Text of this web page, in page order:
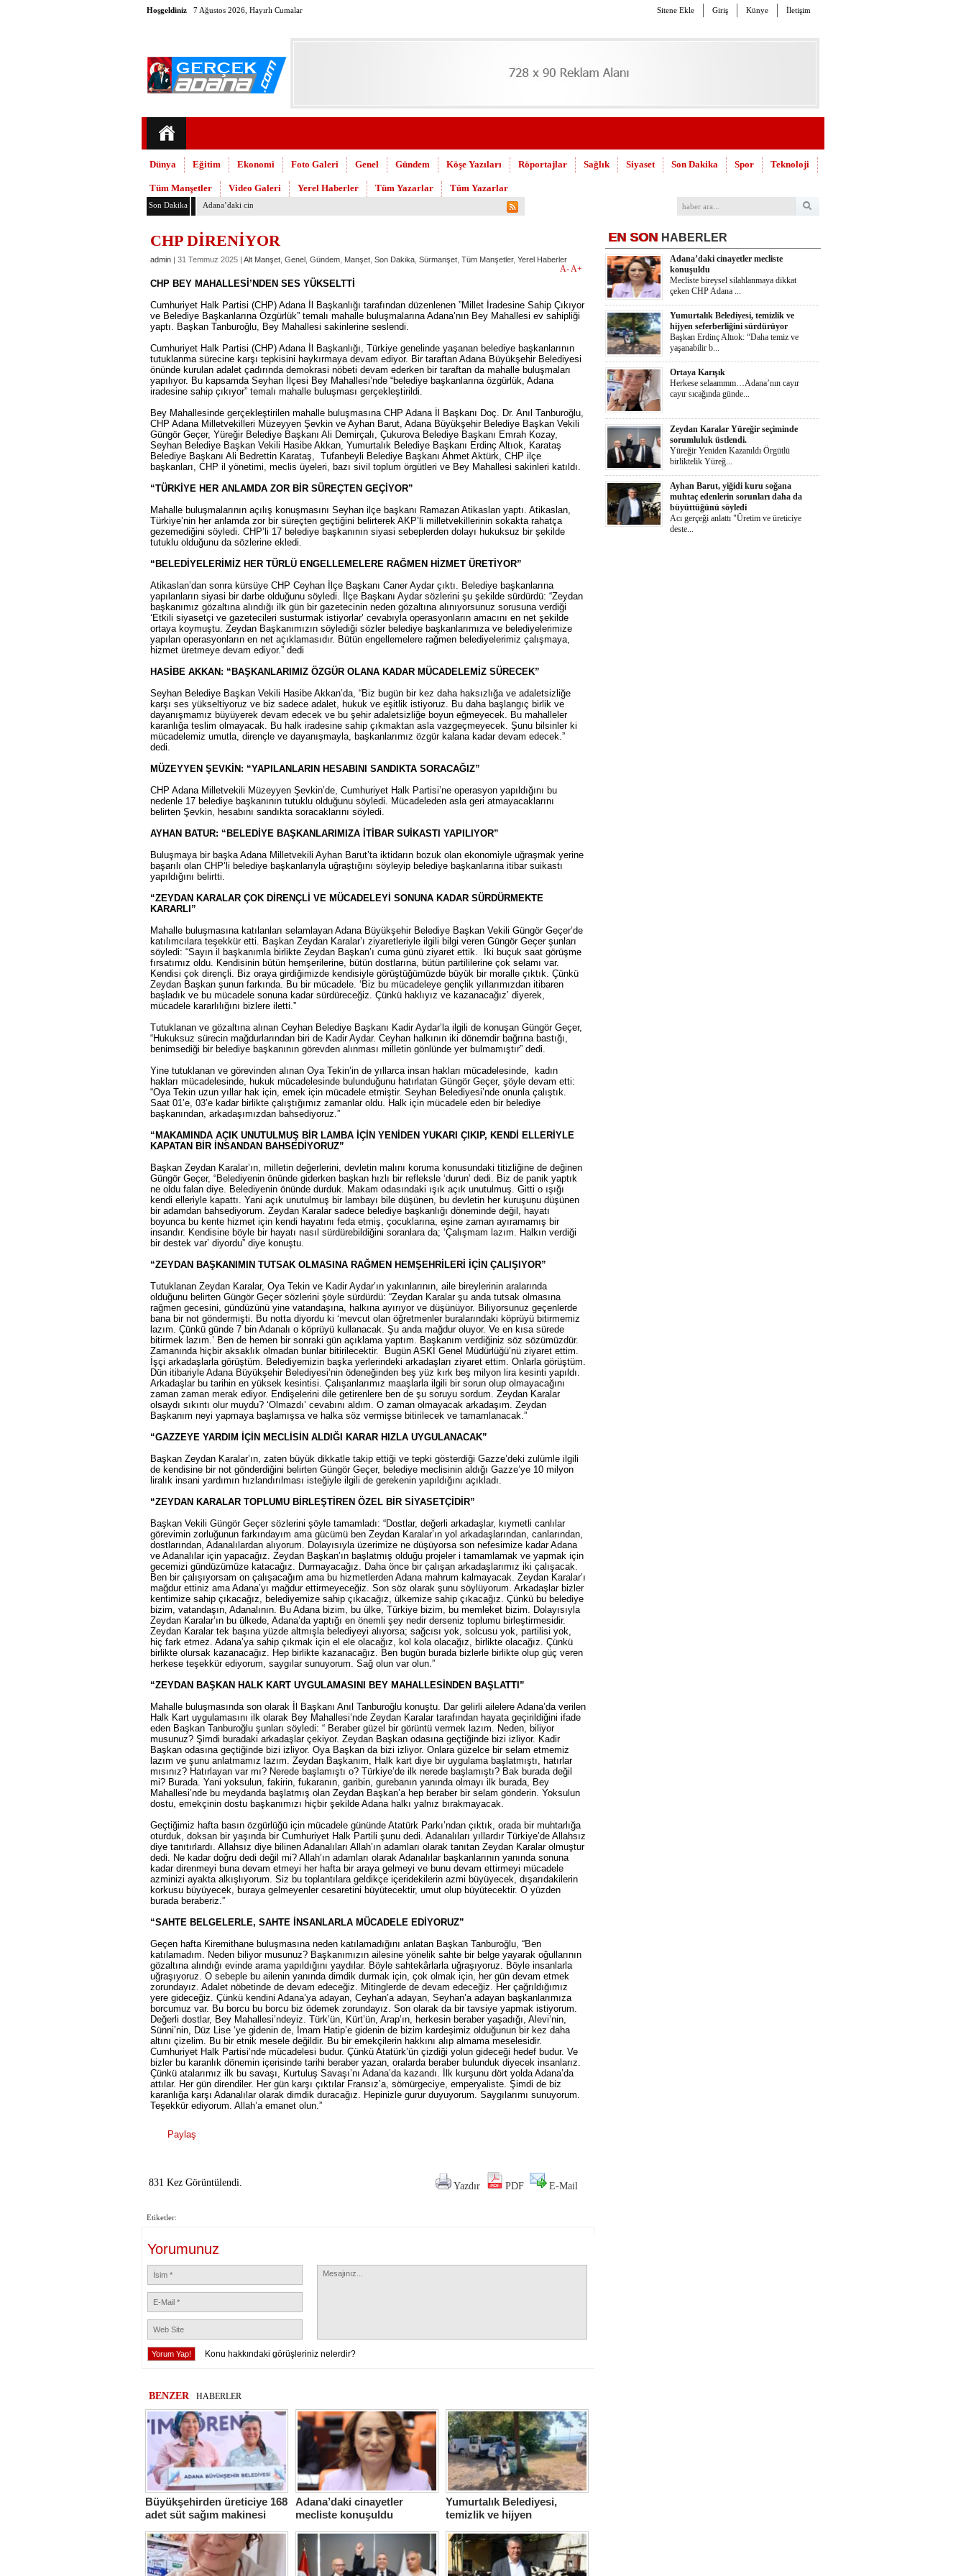
Hoşgeldiniz 7 Ağustos 2026, Hayırlı Cumalar Sitene Ekle Giriş Künye İletişim
Dünya Eğitim Ekonomi Foto Galeri Genel Gündem Köşe Yazıları Röportajlar Sağlık Siyaset Son Dakika Spor Teknoloji
Tüm Manşetler Video Galeri Yerel Haberler Tüm Yazarlar Tüm Yazarlar
Son Dakika Adana’daki cinayetler mecliste konuşuldu
CHP DİRENİYOR
admin | 31 Temmuz 2025 | Alt Manşet Genel Gündem Manşet Son Dakika Sürmanşet Tüm Manşetler, Yerel Haberler
A-A+
CHP BEY MAHALLESİ’NDEN SES YÜKSELTTİ
Cumhuriyet Halk Partisi (CHP) Adana İl Başkanlığı tarafından düzenlenen ”Millet İradesine Sahip Çıkıyor
ve Belediye Başkanlarına Özgürlük” temalı mahalle buluşmalarına Adana’nın Bey Mahallesi ev sahipliği
yaptı. Başkan Tanburoğlu, Bey Mahallesi sakinlerine seslendi.
Cumhuriyet Halk Partisi (CHP) Adana İl Başkanlığı, Türkiye genelinde yaşanan belediye başkanlarının
tutuklanma sürecine karşı tepkisini haykırmaya devam ediyor. Bir taraftan Adana Büyükşehir Belediyesi
önünde kurulan adalet çadırında demokrasi nöbeti devam ederken bir taraftan da mahalle buluşmaları
yapılıyor. Bu kapsamda Seyhan İlçesi Bey Mahallesi’nde “belediye başkanlarına özgürlük, Adana
iradesine sahip çıkıyor” temalı mahalle buluşması gerçekleştirildi.
Bey Mahallesinde gerçekleştirilen mahalle buluşmasına CHP Adana İl Başkanı Doç. Dr. Anıl Tanburoğlu,
CHP Adana Milletvekilleri Müzeyyen Şevkin ve Ayhan Barut, Adana Büyükşehir Belediye Başkan Vekili
Güngör Geçer, Yüreğir Belediye Başkanı Ali Demirçalı, Çukurova Belediye Başkanı Emrah Kozay,
Seyhan Belediye Başkan Vekili Hasibe Akkan, Yumurtalık Belediye Başkanı Erdinç Altıok, Karataş
Belediye Başkanı Ali Bedrettin Karataş, Tufanbeyli Belediye Başkanı Ahmet Aktürk, CHP ilçe
başkanları, CHP il yönetimi, meclis üyeleri, bazı sivil toplum örgütleri ve Bey Mahallesi sakinleri katıldı.
“TÜRKİYE HER ANLAMDA ZOR BİR SÜREÇTEN GEÇİYOR”
Mahalle buluşmalarının açılış konuşmasını Seyhan ilçe başkanı Ramazan Atikaslan yaptı. Atikaslan,
Türkiye’nin her anlamda zor bir süreçten geçtiğini belirterek AKP’li milletvekillerinin sokakta rahatça
gezemediğini söyledi. CHP’li 17 belediye başkanının siyasi sebeplerden dolayı hukuksuz bir şekilde
tutuklu olduğunu da sözlerine ekledi.
“BELEDİYELERİMİZ HER TÜRLÜ ENGELLEMELERE RAĞMEN HİZMET ÜRETİYOR”
Atikaslan’dan sonra kürsüye CHP Ceyhan İlçe Başkanı Caner Aydar çıktı. Belediye başkanlarına
yapılanların siyasi bir darbe olduğunu söyledi. İlçe Başkanı Aydar sözlerini şu şekilde sürdürdü: “Zeydan
başkanımız gözaltına alındığı ilk gün bir gazetecinin neden gözaltına alınıyorsunuz sorusuna verdiği
‘Etkili siyasetçi ve gazetecileri susturmak istiyorlar’ cevabıyla operasyonların amacını en net şekilde
ortaya koymuştu. Zeydan Başkanımızın söylediği sözler belediye başkanlarımıza ve belediyelerimize
yapılan operasyonların en net açıklamasıdır. Bütün engellemelere rağmen belediyelerimiz çalışmaya,
hizmet üretmeye devam ediyor.” dedi
HASİBE AKKAN: “BAŞKANLARIMIZ ÖZGÜR OLANA KADAR MÜCADELEMİZ SÜRECEK”
Seyhan Belediye Başkan Vekili Hasibe Akkan’da, “Biz bugün bir kez daha haksızlığa ve adaletsizliğe
karşı ses yükseltiyoruz ve biz sadece adalet, hukuk ve eşitlik istiyoruz. Bu daha başlangıç birlik ve
dayanışmamız büyüyerek devam edecek ve bu şehir adaletsizliğe boyun eğmeyecek. Bu mahalleler
karanlığa teslim olmayacak. Bu halk iradesine sahip çıkmaktan asla vazgeçmeyecek. Şunu bilsinler ki
mücadelemiz umutla, dirençle ve dayanışmayla, başkanlarımız özgür kalana kadar devam edecek.”
dedi.
MÜZEYYEN ŞEVKİN: “YAPILANLARIN HESABINI SANDIKTA SORACAĞIZ”
CHP Adana Milletvekili Müzeyyen Şevkin’de, Cumhuriyet Halk Partisi’ne operasyon yapıldığını bu
nedenle 17 belediye başkanının tutuklu olduğunu söyledi. Mücadeleden asla geri atmayacaklarını
belirten Şevkin, hesabını sandıkta soracaklarını söyledi.
AYHAN BATUR: “BELEDİYE BAŞKANLARIMIZA İTİBAR SUİKASTI YAPILIYOR”
Buluşmaya bir başka Adana Milletvekili Ayhan Barut’ta iktidarın bozuk olan ekonomiyle uğraşmak yerine
başarılı olan CHP’li belediye başkanlarıyla uğraştığını söyleyip belediye başkanlarına itibar suikastı
yapıldığını belirtti.
“ZEYDAN KARALAR ÇOK DİRENÇLİ VE MÜCADELEYİ SONUNA KADAR SÜRDÜRMEKTE
KARARLI”
Mahalle buluşmasına katılanları selamlayan Adana Büyükşehir Belediye Başkan Vekili Güngör Geçer’de
katılımcılara teşekkür etti. Başkan Zeydan Karalar’ı ziyaretleriyle ilgili bilgi veren Güngör Geçer şunları
söyledi: “Sayın il başkanımla birlikte Zeydan Başkan’ı cuma günü ziyaret ettik. İki buçuk saat görüşme
fırsatımız oldu. Kendisinin bütün hemşerilerine, bütün dostlarına, bütün partililerine çok selamı var.
Kendisi çok dirençli. Biz oraya girdiğimizde kendisiyle görüştüğümüzde büyük bir moralle çıktık. Çünkü
Zeydan Başkan şunun farkında. Bu bir mücadele. ‘Biz bu mücadeleye gençlik yıllarımızdan itibaren
başladık ve bu mücadele sonuna kadar sürdüreceğiz. Çünkü haklıyız ve kazanacağız’ diyerek,
mücadele kararlılığını bizlere iletti.”
Tutuklanan ve gözaltına alınan Ceyhan Belediye Başkanı Kadir Aydar’la ilgili de konuşan Güngör Geçer,
“Hukuksuz sürecin mağdurlarından biri de Kadir Aydar. Ceyhan halkının iki dönemdir bağrına bastığı,
benimsediği bir belediye başkanının görevden alınması milletin gönlünde yer bulmamıştır” dedi.
Yine tutuklanan ve görevinden alınan Oya Tekin’in de yıllarca insan hakları mücadelesinde, kadın
hakları mücadelesinde, hukuk mücadelesinde bulunduğunu hatırlatan Güngör Geçer, şöyle devam etti:
“Oya Tekin uzun yıllar hak için, emek için mücadele etmiştir. Seyhan Belediyesi’nde onunla çalıştık.
Saat 01’e, 03’e kadar birlikte çalıştığımız zamanlar oldu. Halk için mücadele eden bir belediye
başkanından, arkadaşımızdan bahsediyoruz.”
“MAKAMINDA AÇIK UNUTULMUŞ BİR LAMBA İÇİN YENİDEN YUKARI ÇIKIP, KENDİ ELLERİYLE
KAPATAN BİR İNSANDAN BAHSEDİYORUZ”
Başkan Zeydan Karalar’ın, milletin değerlerini, devletin malını koruma konusundaki titizliğine de değinen
Güngör Geçer, “Belediyenin önünde giderken başkan hızlı bir refleksle ‘durun’ dedi. Biz de panik yaptık
ne oldu falan diye. Belediyenin önünde durduk. Makam odasındaki ışık açık unutulmuş. Gitti o ışığı
kendi elleriyle kapattı. Yani açık unutulmuş bir lambayı bile düşünen, bu devletin her kuruşunu düşünen
bir adamdan bahsediyorum. Zeydan Karalar sadece belediye başkanlığı döneminde değil, hayatı
boyunca bu kente hizmet için kendi hayatını feda etmiş, çocuklarına, eşine zaman ayıramamış bir
insandır. Kendisine böyle bir hayatı nasıl sürdürebildiğini soranlara da; ‘Çalışmam lazım. Halkın verdiği
bir destek var’ diyordu” diye konuştu.
“ZEYDAN BAŞKANIMIN TUTSAK OLMASINA RAĞMEN HEMŞEHRİLERİ İÇİN ÇALIŞIYOR”
Tutuklanan Zeydan Karalar, Oya Tekin ve Kadir Aydar’ın yakınlarının, aile bireylerinin aralarında
olduğunu belirten Güngör Geçer sözlerini şöyle sürdürdü: “Zeydan Karalar şu anda tutsak olmasına
rağmen gecesini, gündüzünü yine vatandaşına, halkına ayırıyor ve düşünüyor. Biliyorsunuz geçenlerde
bana bir not göndermişti. Bu notta diyordu ki ‘mevcut olan öğretmenler buralarındaki köprüyü bitirmemiz
lazım. Çünkü günde 7 bin Adanalı o köprüyü kullanacak. Şu anda mağdur oluyor. Ve en kısa sürede
bitirmek lazım.’ Ben de hemen bir sonraki gün açıklama yaptım. Başkanım verdiğiniz söz sözümüzdür.
Zamanında hiçbir aksaklık olmadan bunlar bitirilecektir. Bugün ASKİ Genel Müdürlüğü’nü ziyaret ettim.
İşçi arkadaşlarla görüştüm. Belediyemizin başka yerlerindeki arkadaşları ziyaret ettim. Onlarla görüştüm.
Dün itibariyle Adana Büyükşehir Belediyesi’nin ödeneğinden beş yüz kırk beş milyon lira kesinti yapıldı.
Arkadaşlar bu tarihin en yüksek kesintisi. Çalışanlarımız maaşlarla ilgili bir sorun olup olmayacağını
zaman zaman merak ediyor. Endişelerini dile getirenlere ben de şu soruyu sordum. Zeydan Karalar
olsaydı sıkıntı olur muydu? ‘Olmazdı’ cevabını aldım. O zaman olmayacak arkadaşım. Zeydan
Başkanım neyi yapmaya başlamışsa ve halka söz vermişse bitirilecek ve tamamlanacak.”
“GAZZEYE YARDIM İÇİN MECLİSİN ALDIĞI KARAR HIZLA UYGULANACAK”
Başkan Zeydan Karalar’ın, zaten büyük dikkatle takip ettiği ve tepki gösterdiği Gazze’deki zulümle ilgili
de kendisine bir not gönderdiğini belirten Güngör Geçer, belediye meclisinin aldığı Gazze’ye 10 milyon
liralık insani yardımın hızlandırılması isteğiyle ilgili de gerekenin yapıldığını açıkladı.
“ZEYDAN KARALAR TOPLUMU BİRLEŞTİREN ÖZEL BİR SİYASETÇİDİR”
Başkan Vekili Güngör Geçer sözlerini şöyle tamamladı: “Dostlar, değerli arkadaşlar, kıymetli canlılar
görevimin zorluğunun farkındayım ama gücümü ben Zeydan Karalar’ın yol arkadaşlarından, canlarından,
dostlarından, Adanalılardan alıyorum. Dolayısıyla üzerimize ne düşüyorsa son nefesimize kadar Adana
ve Adanalılar için yapacağız. Zeydan Başkan’ın başlatmış olduğu projeler i tamamlamak ve yapmak için
gecemizi gündüzümüze katacağız. Durmayacağız. Daha önce bir çalışan arkadaşlarımız iki çalışacak.
Ben bir çalışıyorsam on çalışacağım ama bu hizmetlerden Adana mahrum kalmayacak. Zeydan Karalar’ı
mağdur ettiniz ama Adana’yı mağdur ettirmeyeceğiz. Son söz olarak şunu söylüyorum. Arkadaşlar bizler
kentimize sahip çıkacağız, belediyemize sahip çıkacağız, ülkemize sahip çıkacağız. Çünkü bu belediye
bizim, vatandaşın, Adanalının. Bu Adana bizim, bu ülke, Türkiye bizim, bu memleket bizim. Dolayısıyla
Zeydan Karalar’ın bu ülkede, Adana’da yaptığı en önemli şey nedir derseniz toplumu birleştirmesidir.
Zeydan Karalar tek başına yüzde altmışla belediyeyi alıyorsa; sağcısı yok, solcusu yok, partilisi yok,
hiç fark etmez. Adana’ya sahip çıkmak için el ele olacağız, kol kola olacağız, birlikte olacağız. Çünkü
birlikte olursak kazanacağız. Hep birlikte kazanacağız. Ben bugün burada bizlerle birlikte olup güç veren
herkese teşekkür ediyorum, saygılar sunuyorum. Sağ olun var olun.”
“ZEYDAN BAŞKAN HALK KART UYGULAMASINI BEY MAHALLESİNDEN BAŞLATTI”
Mahalle buluşmasında son olarak İl Başkanı Anıl Tanburoğlu konuştu. Dar gelirli ailelere Adana’da verilen
Halk Kart uygulamasını ilk olarak Bey Mahallesi’nde Zeydan Karalar tarafından hayata geçirildiğini ifade
eden Başkan Tanburoğlu şunları söyledi: “ Beraber güzel bir görüntü vermek lazım. Neden, biliyor
musunuz? Şimdi buradaki arkadaşlar çekiyor. Zeydan Başkan odasına geçtiğinde bizi izliyor. Kadir
Başkan odasına geçtiğinde bizi izliyor. Oya Başkan da bizi izliyor. Onlara güzelce bir selam etmemiz
lazım ve şunu anlatmamız lazım. Zeydan Başkanım, Halk kart diye bir uygulama başlatmıştı, hatırlar
mısınız? Hatırlayan var mı? Nerede başlamıştı o? Türkiye’de ilk nerede başlamıştı? Bak burada değil
mi? Burada. Yani yoksulun, fakirin, fukaranın, garibin, gurebanın yanında olmayı ilk burada, Bey
Mahallesi’nde bu meydanda başlatmış olan Zeydan Başkan’a hep beraber bir selam gönderin. Yoksulun
dostu, emekçinin dostu başkanımızı hiçbir şekilde Adana halkı yalnız bırakmayacak.
Geçtiğimiz hafta basın özgürlüğü için mücadele gününde Atatürk Parkı’ndan çıktık, orada bir muhtarlığa
oturduk, doksan bir yaşında bir Cumhuriyet Halk Partili şunu dedi. Adanalıları yıllardır Türkiye’de Allahsız
diye tanıtırlardı. Allahsız diye bilinen Adanalıları Allah’ın adamları olarak tanıtan Zeydan Karalar olmuştur
dedi. Ne kadar doğru dedi değil mi? Allah’ın adamları olarak Adanalılar başkanlarının yanında sonuna
kadar direnmeyi buna devam etmeyi her hafta bir araya gelmeyi ve bunu devam ettirmeyi mücadele
azminizi ayakta alkışlıyorum. Siz bu toplantılara geldikçe içeridekilerin azmi büyüyecek, dışarıdakilerin
korkusu büyüyecek, buraya gelmeyenler cesaretini büyütecektir, umut olup büyütecektir. O yüzden
burada beraberiz.”
“SAHTE BELGELERLE, SAHTE İNSANLARLA MÜCADELE EDİYORUZ”
Geçen hafta Kiremithane buluşmasına neden katılamadığını anlatan Başkan Tanburoğlu, “Ben
katılamadım. Neden biliyor musunuz? Başkanımızın ailesine yönelik sahte bir belge yayarak oğullarının
gözaltına alındığı evinde arama yapıldığını yaydılar. Böyle sahtekârlarla uğraşıyoruz. Böyle insanlarla
uğraşıyoruz. O sebeple bu ailenin yanında dimdik durmak için, çok olmak için, her gün devam etmek
zorundayız. Adalet nöbetinde de devam edeceğiz. Mitinglerde de devam edeceğiz. Her çağrıldığımız
yere gideceğiz. Çünkü kendini Adana’ya adayan, Ceyhan’a adayan, Seyhan’a adayan başkanlarımıza
borcumuz var. Bu borcu bu borcu biz ödemek zorundayız. Son olarak da bir tavsiye yapmak istiyorum.
Değerli dostlar, Bey Mahallesi’ndeyiz. Türk’ün, Kürt’ün, Arap’ın, herkesin beraber yaşadığı, Alevi’nin,
Sünni’nin, Düz Lise ‘ye gidenin de, İmam Hatip’e gidenin de bizim kardeşimiz olduğunun bir kez daha
altını çizelim. Bu bir etnik mesele değildir. Bu bir emekçilerin hakkını alıp almama meselesidir.
Cumhuriyet Halk Partisi’nde mücadelesi budur. Çünkü Atatürk’ün çizdiği yolun gideceği hedef budur. Ve
bizler bu karanlık dönemin içerisinde tarihi beraber yazan, oralarda beraber bulunduk diyecek insanlarız.
Çünkü atalarımız ilk bu savaşı, Kurtuluş Savaşı’nı Adana’da kazandı. İlk kurşunu dört yolda Adana’da
attılar. Her gün direndiler. Her gün karşı çıktılar Fransız’a, sömürgeciye, emperyaliste. Şimdi de biz
karanlığa karşı Adanalılar olarak dimdik duracağız. Hepinizle gurur duyuyorum. Saygılarımı sunuyorum.
Teşekkür ediyorum. Allah’a emanet olun.”
Paylaş
831 Kez Görüntülendi. Yazdır PDF E-Mail
Etiketler:
Yorumunuz
Konu hakkındaki görüşleriniz nelerdir?
BENZER HABERLER
Büyükşehirden üreticiye 168
adet süt sağım makinesi
Adana’daki cinayetler
mecliste konuşuldu
Yumurtalık Belediyesi,
temizlik ve hijyen
EN SON HABERLER
Adana’daki cinayetler mecliste
konuşuldu
Mecliste bireysel silahlanmaya dikkat
çeken CHP Adana ...
Yumurtalık Belediyesi, temizlik ve
hijyen seferberliğini sürdürüyor
Başkan Erdinç Altıok: “Daha temiz ve
yaşanabilir b...
Ortaya Karışık
Herkese selaammm…Adana’nın cayır
cayır sıcağında günde...
Zeydan Karalar Yüreğir seçiminde
sorumluluk üstlendi.
Yüreğir Yeniden Kazanıldı Örgütlü
birliktelik Yüreğ...
Ayhan Barut, yiğidi kuru soğana
muhtaç edenlerin sorunları daha da
büyüttüğünü söyledi
Acı gerçeği anlattı "Üretim ve üreticiye
deste...